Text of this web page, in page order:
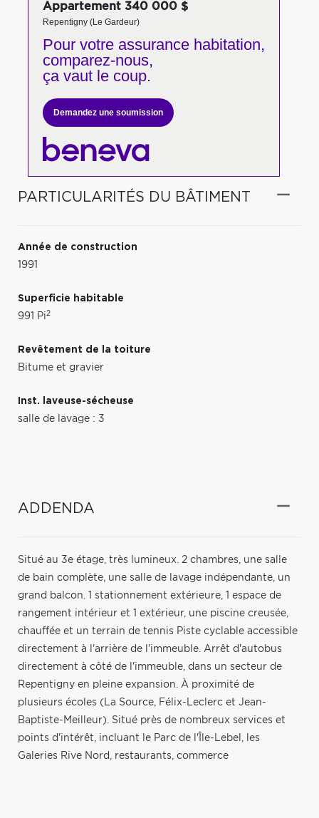
Appartement 340 000 $
Repentigny (Le Gardeur)
Pour votreassurance habitation,
comparez-nous,
ça vaut le coup.
Demandez une soumission
PARTICULARITÉS DU BÂTIMENT
Année de construction
1991
Superficie habitable
991 Pi2
Revêtement de la toiture
Bitume et gravier
Inst. laveuse-sécheuse
salle de lavage : 3
ADDENDA
Situé au 3e étage, très lumineux. 2 chambres, une salle
de bain complète, une salle de lavage indépendante, un
grand balcon. 1 stationnement extérieure, 1 espace de
rangement intérieur et 1 extérieur, une piscine creusée,
chauffée et un terrain de tennis Piste cyclable accessible
directement à l'arrière de l'immeuble. Arrêt d'autobus
directement à côté de l'immeuble, dans un secteur de
Repentigny en pleine expansion. À proximité de
plusieurs écoles (La Source, Félix-Leclerc et Jean-
Baptiste-Meilleur). Situé près de nombreux services et
points d'intérêt, incluant le Parc de l'Île-Lebel, les
Galeries Rive Nord, restaurants, commerce